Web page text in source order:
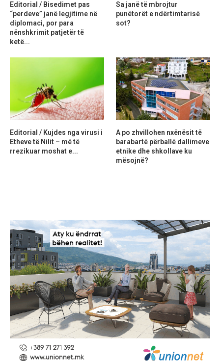
Editorial / Bisedimet pas
“perdeve” janë legjitime në
diplomaci, por para
nënshkrimit patjetër të
ketë...
Sa janë të mbrojtur
punëtorët e ndërtimtarisë
sot?
Editorial / Kujdes nga virusi i
Etheve të Nilit – më të
rrezikuar moshat e...
A po zhvillohen nxënësit të
barabartë përballë dallimeve
etnike dhe shkollave ku
mësojnë?